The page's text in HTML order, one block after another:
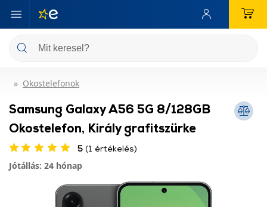
Okostelefonok
Samsung Galaxy A56 5G 8/128GB
Okostelefon, Király grafitszürke
5 (1 értékelés)
Jótállás: 24 hónap